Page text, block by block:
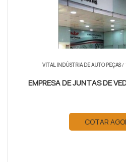
VITAL INDÚSTRIA DE AUTO PEÇAS/
EMPRESA DE JUNTAS DE
COTAR